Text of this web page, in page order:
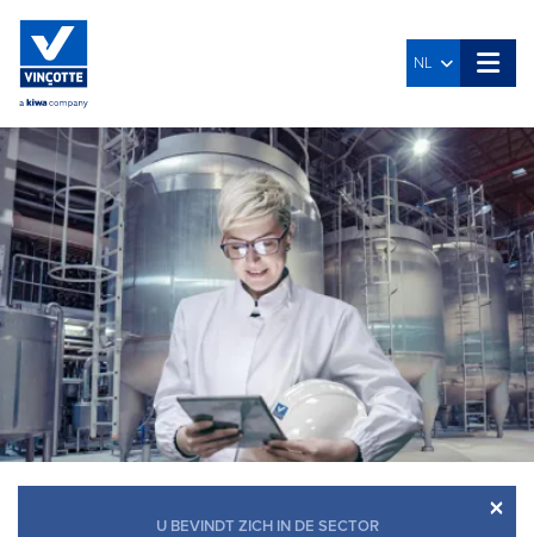
NL
×
U BEVINDT ZICH IN DE SECTOR